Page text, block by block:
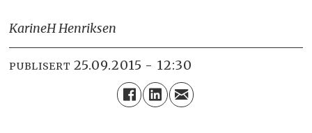
KarineH Henriksen
PUBLISERT 25.09.2015 - 12:30